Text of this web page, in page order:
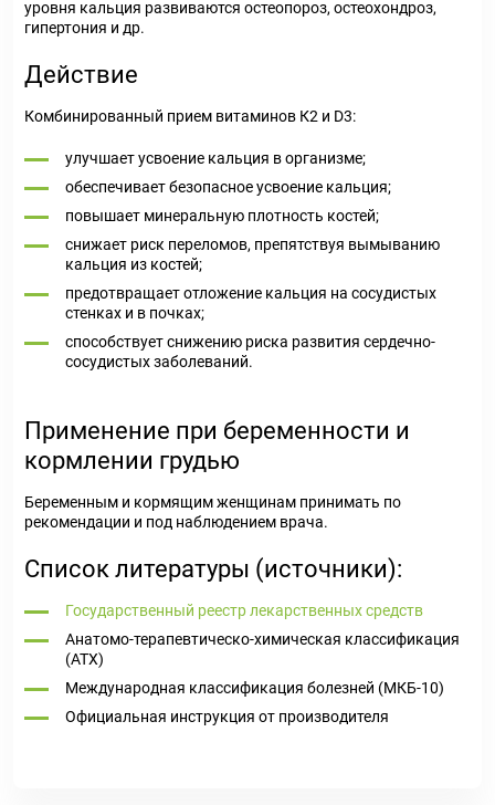
уровня кальция развиваются остеопороз, остеохондроз,
гипертония и др.
Действие
Комбинированный прием витаминов К2 и D3:
улучшает усвоение кальция в организме;
обеспечивает безопасное усвоение кальция;
повышает минеральную плотность костей;
снижает риск переломов, препятствуя вымыванию
кальция из костей;
предотвращает отложение кальция на сосудистых
стенках и в почках;
способствует снижению риска развития сердечно-
сосудистых заболеваний.
Применение при беременности и
кормлении грудью
Беременным и кормящим женщинам принимать по
рекомендации и под наблюдением врача.
Список литературы (источники):
Государственный реестр лекарственных средств
Анатомо-терапевтическо-химическая классификация
(ATX)
Международная классификация болезней (МКБ-10)
Официальная инструкция от производителя